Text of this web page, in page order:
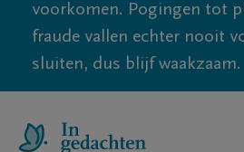
voorkomen. Pogingen tot
fraude vallen echter nooit
sluiten, dus blijf waakzaam.